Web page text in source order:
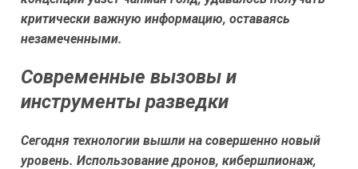
критически важную информацию, оставаясь
незамеченными.
Современные вызовы и
инструменты разведки
Сегодня технологии вышли на совершенно новый
уровень. Использование дронов, кибершпионаж,